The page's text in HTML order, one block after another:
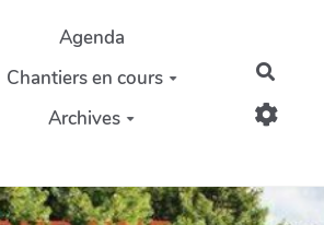
Agenda
Chantiers en cours
Archives